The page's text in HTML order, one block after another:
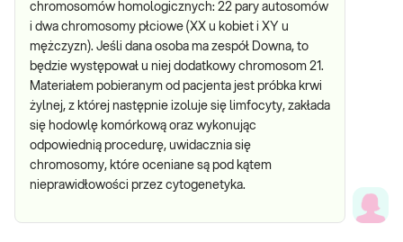
chromosomów homologicznych: 22 pary autosomów
i dwa chromosomy płciowe (XX u kobiet i XY u
mężczyzn). Jeśli dana osoba ma zespół Downa, to
będzie występował u niej dodatkowy chromosom 21.
Materiałem pobieranym od pacjenta jest próbka krwi
żylnej, z której następnie izoluje się limfocyty, zakłada
się hodowlę komórkową oraz wykonując
odpowiednią procedurę, uwidacznia się
chromosomy, które oceniane są pod kątem
nieprawidłowości przez cytogenetyka.